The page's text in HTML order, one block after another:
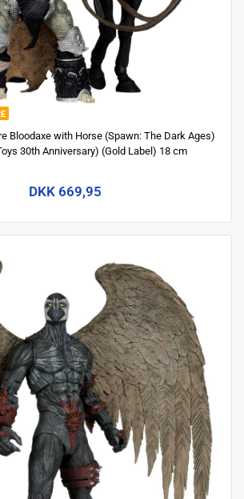
Bloodaxe with Horse (Spawn: The Dark Ages)
30th Anniversary) (Gold Label) 18 cm
DKK 669,95